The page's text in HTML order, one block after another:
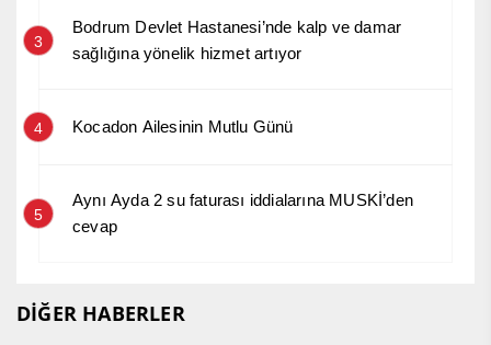
3
Bodrum Devlet Hastanesi’nde kalp ve damar
sağlığına yönelik hizmet artıyor
4 Kocadon Ailesinin Mutlu Günü
5
Aynı Ayda 2 su faturası iddialarına MUSKİ’den
cevap
DİĞER HABERLER